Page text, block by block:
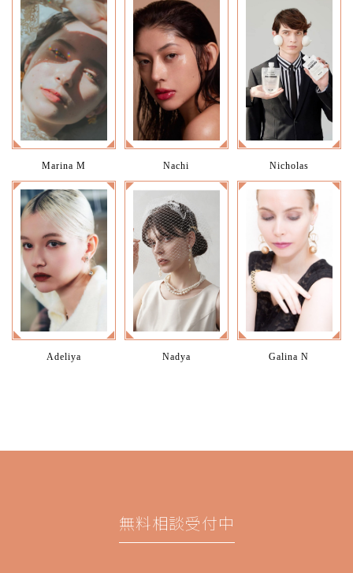
Marina M Nachi Nicholas
Adeliya Nadya Galina N
無料相談受付中